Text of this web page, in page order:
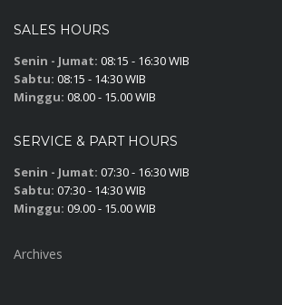
SALES HOURS
Senin - Jumat: 08:15 - 16:30 WIB
Sabtu: 08:15 - 14:30 WIB
Minggu: 08.00 - 15.00 WIB
SERVICE & PART HOURS
Senin - Jumat: 07:30 - 16:30 WIB
Sabtu: 07:30 - 14:30 WIB
Minggu: 09.00 - 15.00 WIB
Archives